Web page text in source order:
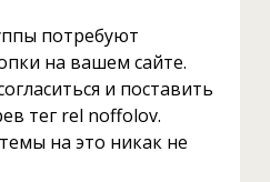
потребуют
на вашем сайте.
и поставить
тег rel noffolov.
на это никак не